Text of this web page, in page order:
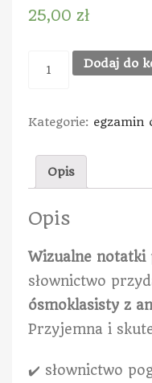
25,00 zł
Dodaj do
Kategorie: egzamin
Opis
Opis
Wizualne notatki
słownictwo
ósmoklasisty z
Przyjemna i
✔️ słownictwo